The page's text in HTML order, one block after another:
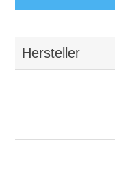
Hersteller